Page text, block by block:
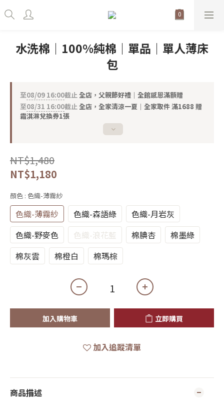
水洗棉｜100%純棉｜單品｜單人薄床
包
至08/09 16:00截止全店，父親節好禮｜全館感恩滿額贈
至08/31 16:00截止全店，全家清涼一夏｜全家取件 滿1688 贈
霜淇淋兌換券1張
NT$1,480
NT$1,180
顏色 : 色織-薄霧紗
色織-薄霧紗 色織-森語綠
色織-月岩灰
色織-野麥色
色織-浪花藍 棉腆杏
棉墨綠
棉灰雲
棉橙白 棉瑪棕
加入購物車 立即購買
加入追蹤清單
商品描述